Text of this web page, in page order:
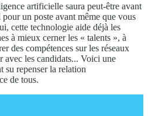
artificielle saura peut-être avant
un poste avant même que vous
cette technologie aide déjà les
à mieux cerner les « talents », à
des compétences sur les réseaux
avec les candidats... Voici une
su repenser la relation
de tous.